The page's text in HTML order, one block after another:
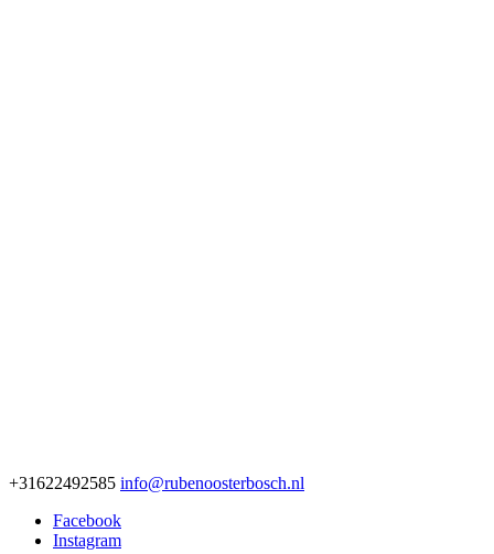
+31622492585 info@rubenoosterbosch.nl
Facebook
Instagram